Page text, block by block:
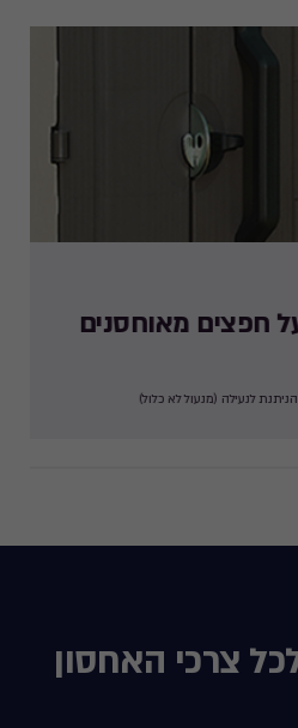
חפצים מאוחסנים
לנעילה (מנעול לא כלול)​
צרכי האחסון